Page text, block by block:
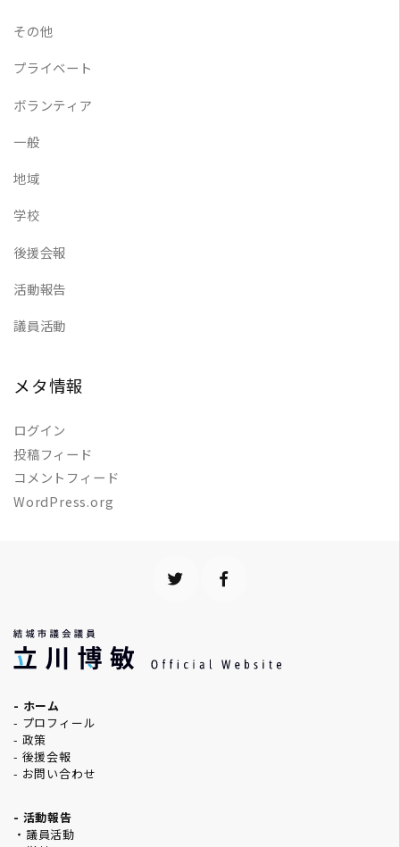
その他
プライベート
ボランティア
一般
地域
学校
後援会報
活動報告
議員活動
メタ情報
ログイン
投稿フィード
コメントフィード
WordPress.org
- ホーム
- プロフィール
- 政策
- 後援会報
- お問い合わせ
- 活動報告
・議員活動